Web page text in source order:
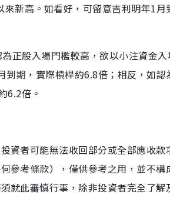
新高。如看好，可留意吉利明年1
正股入場門檻較高，欲以小注資金
期，實際槓桿約6.8倍；相反，如認
6.2倍。
資者可能無法收回部分或全部應收款
參考條款），僅供參考之用，並不構
就此審慎行事，除非投資者完全了解